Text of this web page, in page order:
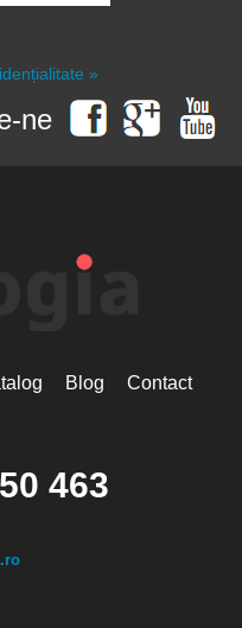
»
ne
Blog Contact
463